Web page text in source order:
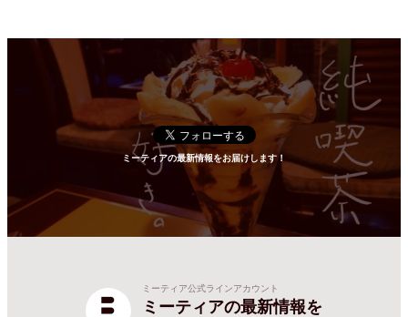
ミーティアの最新情報をお届けします！
ミーティア公式ラインアカウント
ミーティアの最新情報を